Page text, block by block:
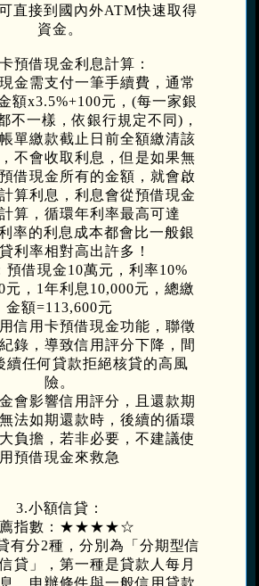
直接到國內外ATM快速取得
資金。
預借現金利息計算：
金需支付一筆手續費，通常
額x3.5%+100元，(每一家銀
不一樣，依銀行規定不同)，
單繳款截止日前全額繳清該
不會收取利息，但是如果無
借現金所有的金額，就會啟
算利息，利息會從預借現金
算，循環年利率最高可達
率的利息成本都會比一般銀
利率相對高出許多！
預借現金10萬元，利率10%
元，1年利息10,000元，總繳
金額=113,600元
信用卡預借現金功能，聯徵
錄，導致信用評分下降，間
續任何貸款拒絕核貸的高風
險。
會影響信用評分，且還款期
法如期還款時，後續的循環
負擔，若非必要，不建議使
用預借現金來救急
3.小額信貸：
薦指數：★★★★☆
有分2種，分別為「分期型信
貸」，第一種是貸款人每月
，申辦條件與一般信用貸款